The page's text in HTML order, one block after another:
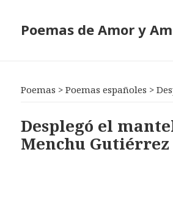
Poemas de Amor y
Poemas >Poemas españoles >
Desplegó el
Menchu Gutiérrez